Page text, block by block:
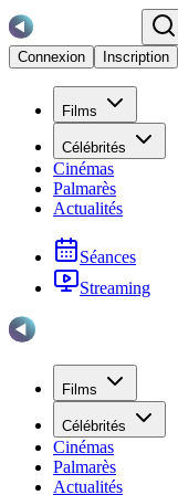
Connexion
Inscription
Films
Célébrités
Cinémas
Palmarès
Actualités
Séances
Streaming
Films
Célébrités
Cinémas
Palmarès
Actualités